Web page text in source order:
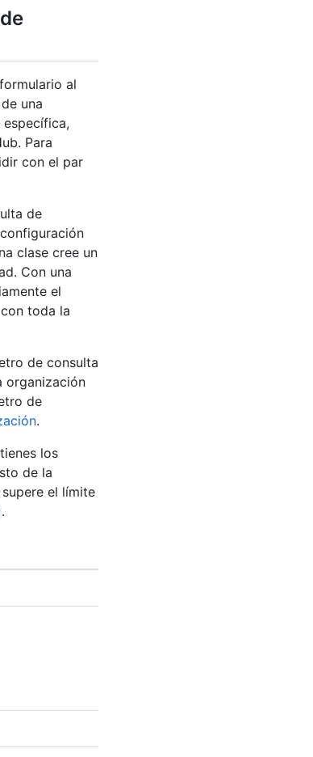
al
una
Para
con el par
de
clase cree un
Con una
el
toda la
de consulta
organización
de
.
los
de la
el límite
.